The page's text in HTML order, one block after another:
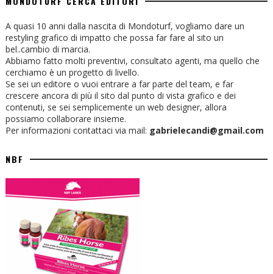
A quasi 10 anni dalla nascita di Mondoturf, vogliamo dare un
restyling grafico di impatto che possa far fare al sito un
bel..cambio di marcia.
Abbiamo fatto molti preventivi, consultato agenti, ma quello che
cerchiamo è un progetto di livello.
Se sei un editore o vuoi entrare a far parte del team, e far
crescere ancora di più il sito dal punto di vista grafico e dei
contenuti, se sei semplicemente un web designer, allora
possiamo collaborare insieme.
Per informazioni contattaci via mail: gabrielecandi@gmail.com
NBF